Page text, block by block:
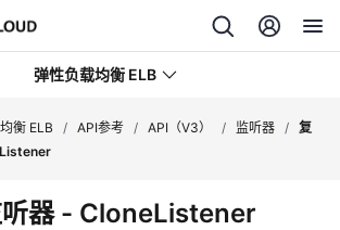
弹性负载均衡 ELB
衡 ELB / API参考 / API（V3） / 监听器 / 复
器 - CloneListener